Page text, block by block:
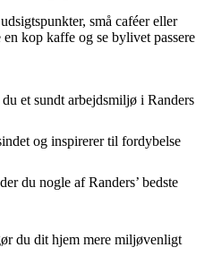
små caféer eller
kop kaffe og se bylivet passere
et sundt arbejdsmiljø i Randers
og inspirerer til fordybelse
du nogle af Randers’ bedste
du dit hjem mere miljøvenligt